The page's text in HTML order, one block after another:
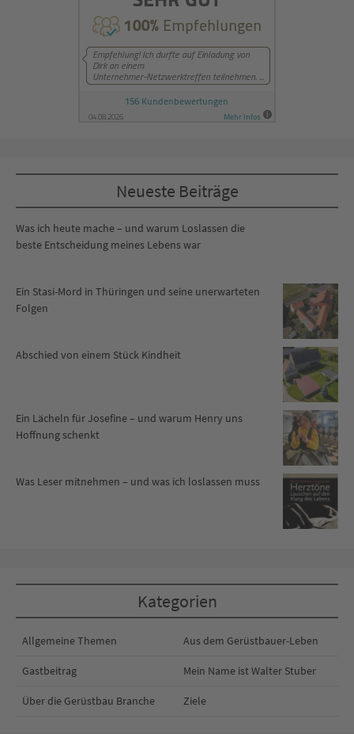
Neueste Beiträge
Was ich heute mache – und warum Loslassen die
beste Entscheidung meines Lebens war
Ein Stasi-Mord in Thüringen und seine unerwarteten
Folgen
Abschied von einem Stück Kindheit
Ein Lächeln für Josefine – und warum Henry uns
Hoffnung schenkt
Was Leser mitnehmen – und was ich loslassen muss
Kategorien
Allgemeine Themen Aus dem Gerüstbauer-Leben
Gastbeitrag Mein Name ist Walter Stuber
Über die Gerüstbau Branche Ziele